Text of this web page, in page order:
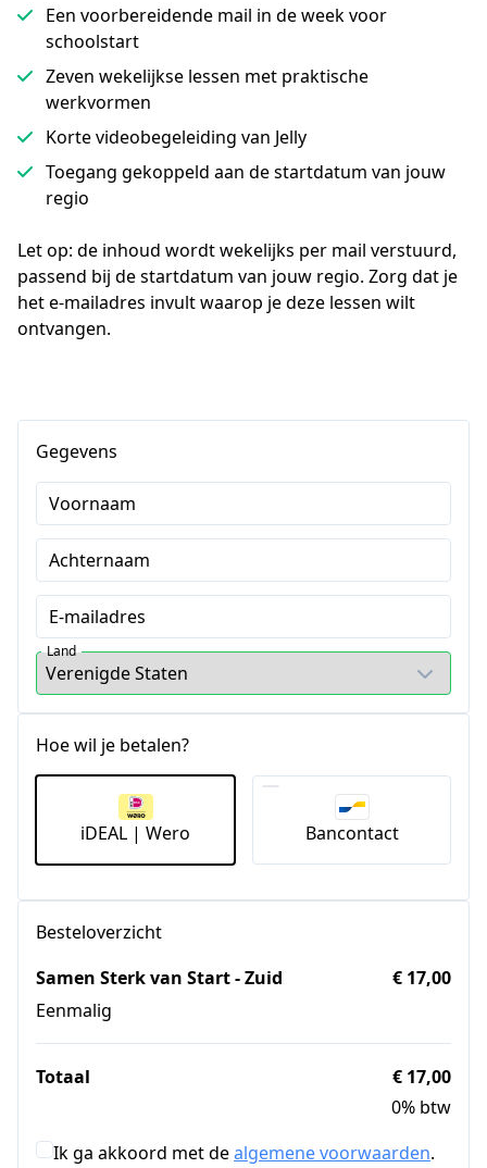
Een voorbereidende mail in de week voor
schoolstart
Zeven wekelijkse lessen met praktische
werkvormen
Korte videobegeleiding van Jelly
Toegang gekoppeld aan de startdatum van jouw
regio
Let op: de inhoud wordt wekelijks per mail verstuurd,
passend bij de startdatum van jouw regio. Zorg dat je
het e-mailadres invult waarop je deze lessen wilt
ontvangen.
Gegevens
Voornaam
Achternaam
E-mailadres
Land
Hoe wil je betalen?
iDEAL | Wero Bancontact
Besteloverzicht
Samen Sterk van Start - Zuid
Eenmalig
€ 17,00
Totaal
€ 17,00
0% btw
Ik ga akkoord met dealgemene voorwaarden.